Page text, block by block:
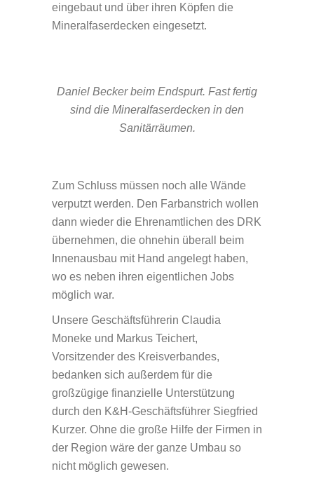
eingebaut und über ihren Köpfen die
Mineralfaserdecken eingesetzt.
Daniel Becker beim Endspurt. Fast fertig
sind die Mineralfaserdecken in den
Sanitärräumen.
Zum Schluss müssen noch alle Wände
verputzt werden. Den Farbanstrich wollen
dann wieder die Ehrenamtlichen des DRK
übernehmen, die ohnehin überall beim
Innenausbau mit Hand angelegt haben,
wo es neben ihren eigentlichen Jobs
möglich war.
Unsere Geschäftsführerin Claudia
Moneke und Markus Teichert,
Vorsitzender des Kreisverbandes,
bedanken sich außerdem für die
großzügige finanzielle Unterstützung
durch den K&H-Geschäftsführer Siegfried
Kurzer. Ohne die große Hilfe der Firmen in
der Region wäre der ganze Umbau so
nicht möglich gewesen.